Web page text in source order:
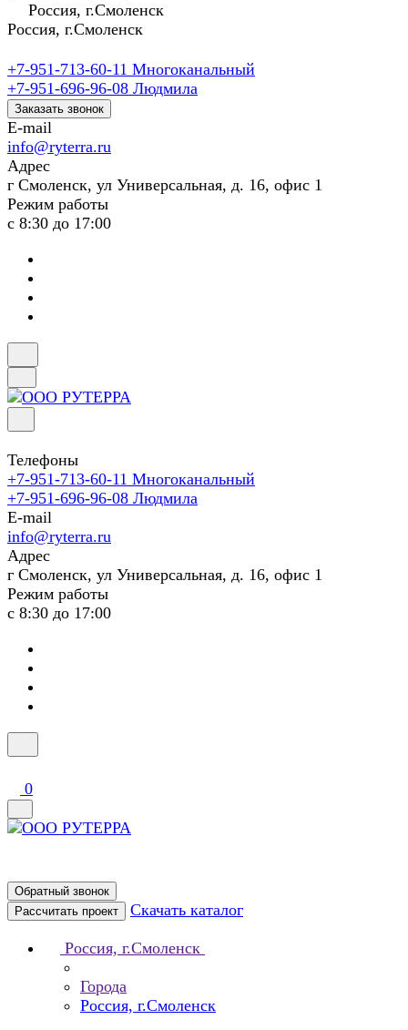
Россия, г.Смоленск
Россия, г.Смоленск
+7-951-713-60-11 Многоканальный
+7-951-696-96-08 Людмила
Заказать звонок
E-mail
info@ryterra.ru
Адрес
г Смоленск, ул Универсальная, д. 16, офис 1
Режим работы
с 8:30 до 17:00
Телефоны
+7-951-713-60-11 Многоканальный
+7-951-696-96-08 Людмила
E-mail
info@ryterra.ru
Адрес
г Смоленск, ул Универсальная, д. 16, офис 1
Режим работы
с 8:30 до 17:00
0
Обратный звонок
Рассчитать проект
Скачать каталог
Россия, г.Смоленск
Города
Россия, г.Смоленск